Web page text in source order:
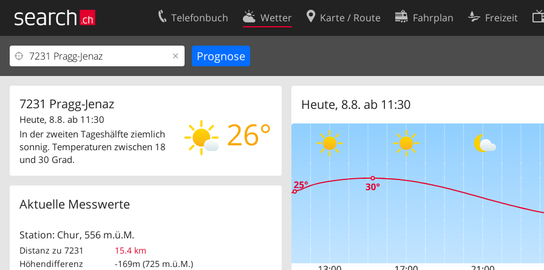
Telefonbuch Wetter Karte / Route Fahrplan Freizeit
7231 Pragg-Jenaz
26°
Heute, 8.8. ab 11:30
In der zweiten Tageshälfte ziemlich
sonnig. Temperaturen zwischen 18
und 30 Grad.
Aktuelle Messwerte
Station: Chur, 556 m.ü.M.
Distanz zu 7231
15.4 km
Höhendifferenz
-169m (725 m.ü.M.)
Heute, 8.8. ab 11:30
Ihr Eintrag
Kundencenter Geschäftskunden
Kontakt
Nutzungsbedingungen
Cookie-Einstellungen